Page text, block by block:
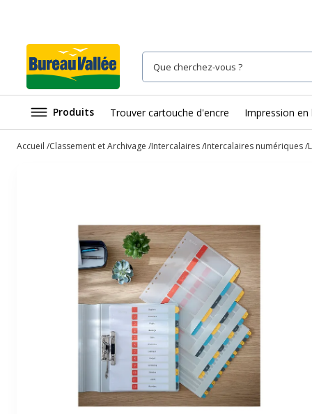
Produits Trouver cartouche d'encre Impression en
Accueil Classement et Archivage Intercalaires Intercalaires numériques